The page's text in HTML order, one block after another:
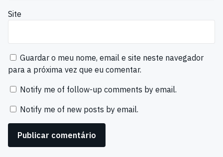
Site
Guardar o meu nome, email e site neste navegador
para a próxima vez que eu comentar.
Notify me of follow-up comments by email.
Notify me of new posts by email.